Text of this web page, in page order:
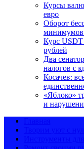
Курсы
евро
Оборот
минимумов
Курс
рублей
Два
налогов с
Косачев:
«Яблоко»
и